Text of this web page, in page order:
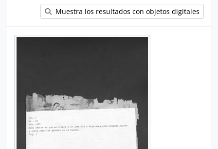
Muestra los resultados con objetos digitales